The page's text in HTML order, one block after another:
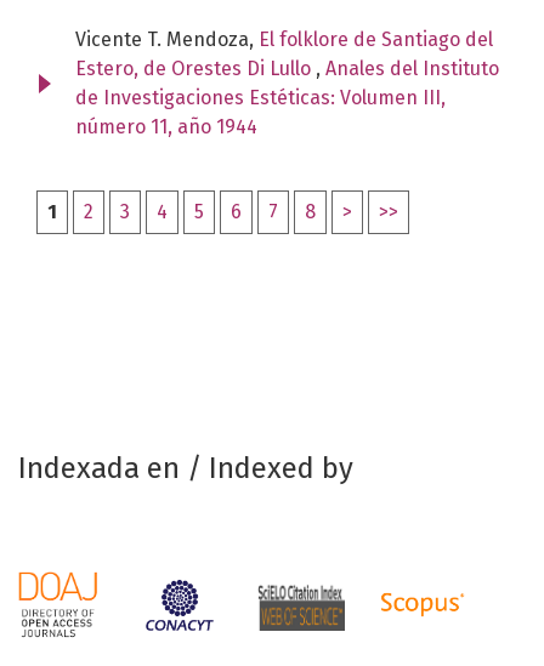
Vicente T. Mendoza, El folklore de Santiago del
Estero, de Orestes Di Lullo , Anales del Instituto
de Investigaciones Estéticas: Volumen III,
número 11, año 1944
1 2 3 4 5 6 7 8 > >>
Indexada en / Indexed by